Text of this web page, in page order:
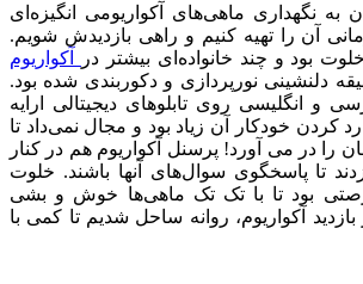
به نگهداری ماهی‌های آکواریومی انگیزه‌ای
بلیط 69000 تومانی آن را تهیه کنیم و راهی بازدیدش شویم.
بود و چند خانواده‌ای بیشتر در
آکواریوم
دلنشینی نورپردازی و دکوربندی شده بود.
و انگلیسی روی تابلوهای دیجیتالی ارایه
کردن خودکار آن زیاد بود و مجال نمی‌داد تا
را در ‌می آورد! پرسنل آکواریوم هم در کنار
تا پاسخگوی سوال‌های آنها باشند. خلوت
بود تا با تک تک ماهی‌ها خوش و بشی
بازدید آکواریوم، روانه ساحل شدیم تا کمی با